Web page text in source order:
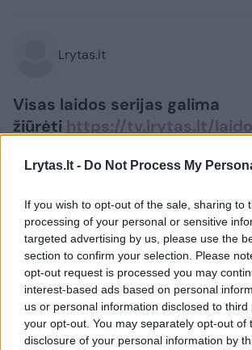
Lrytas.lt - Do Not Process My
If you wish to opt-out of the sale, sharing to
processing of your personal or sensitive
targeted advertising by us, please use the
section to confirm your selection. Please
opt-out request is processed you may
interest-based ads based on personal
us or personal information disclosed to
your opt-out. You may separately opt-out of
disclosure of your personal information by
Lrytas.lt
Visas laidos serijas galima
žiūrėti https://tv.lrytas.lt/